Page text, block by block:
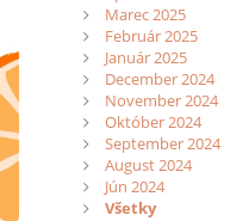
Marec 2025
Február 2025
Január 2025
December 2024
November 2024
Október 2024
September 2024
August 2024
Jún 2024
Všetky